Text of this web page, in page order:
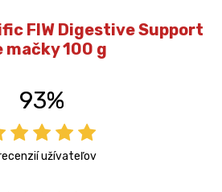
FIW Digestive Support
mačky 100 g
93%
užívateľov